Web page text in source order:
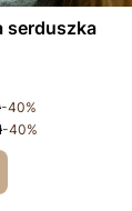
serduszka
-40%
-40%